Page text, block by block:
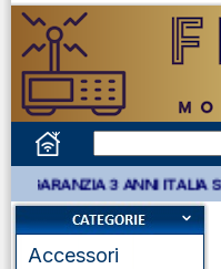
3 ANNI ITALIA SU TUTTI
Accessori